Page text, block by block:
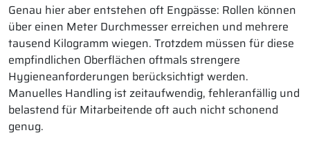
Genau hier aber entstehen oft Engpässe: Rollen können
über einen Meter Durchmesser erreichen und mehrere
tausend Kilogramm wiegen. Trotzdem müssen für diese
empfindlichen Oberflächen oftmals strengere
Hygieneanforderungen berücksichtigt werden.
Manuelles Handling ist zeitaufwendig, fehleranfällig und
belastend für Mitarbeitende oft auch nicht schonend
genug.